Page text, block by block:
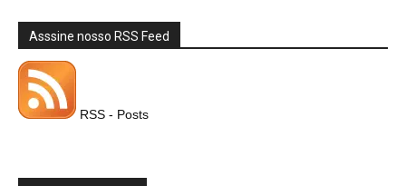
Asssine nosso RSS Feed
RSS - Posts